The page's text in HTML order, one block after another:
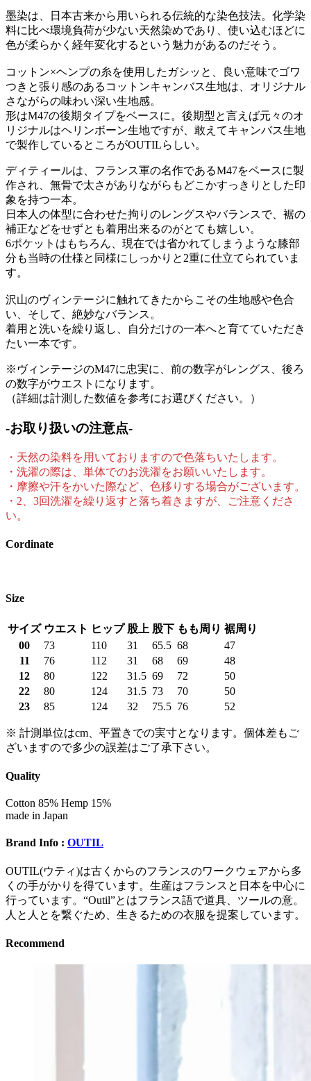
墨染は、日本古来から用いられる伝統的な染色技法。化学染
料に比べ環境負荷が少ない天然染めであり、使い込むほどに
色が柔らかく経年変化するという魅力があるのだそう。
コットン×ヘンプの糸を使用したガシッと、良い意味でゴワ
つきと張り感のあるコットンキャンバス生地は、オリジナル
さながらの味わい深い生地感。
形はM47の後期タイプをベースに。後期型と言えば元々のオ
リジナルはヘリンボーン生地ですが、敢えてキャンバス生地
で製作しているところがOUTILらしい。
ディティールは、フランス軍の名作であるM47をベースに製
作され、無骨で太さがありながらもどこかすっきりとした印
象を持つ一本。
日本人の体型に合わせた拘りのレングスやバランスで、裾の
補正などをせずとも着用出来るのがとても嬉しい。
6ポケットはもちろん、現在では省かれてしまうような膝部
分も当時の仕様と同様にしっかりと2重に仕立てられていま
す。
沢山のヴィンテージに触れてきたからこその生地感や色合
い、そして、絶妙なバランス。
着用と洗いを繰り返し、自分だけの一本へと育てていただき
たい一本です。
※ヴィンテージのM47に忠実に、前の数字がレングス、後ろ
の数字がウエストになります。
（詳細は計測した数値を参考にお選びください。）
-お取り扱いの注意点-
・天然の染料を用いておりますので色落ちいたします。
・洗濯の際は、単体でのお洗濯をお願いいたします。
・摩擦や汗をかいた際など、色移りする場合がございます。
・2、3回洗濯を繰り返すと落ち着きますが、ご注意くださ
い。
Cordinate
Size
サイズ ウエスト ヒップ 股上 股下 もも周り 裾周り
00
73 110 31 65.5 68
47
11
76 112 31 68 69
48
12
80 122 31.5 69 72
50
22
80 124 31.5 73 70
50
23
85 124 32 75.5 76 52
※ 計測単位はcm、平置きでの実寸となります。個体差もご
ざいますので多少の誤差はご了承下さい。
Quality
Cotton 85% Hemp 15%
made in Japan
Brand Info : OUTIL
OUTIL(ウティ)は古くからのフランスのワークウェアから多
くの手がかりを得ています。生産はフランスと日本を中心に
行っています。“Outil”とはフランス語で道具、ツールの意。
人と人とを繋ぐため、生きるための衣服を提案しています。
Recommend